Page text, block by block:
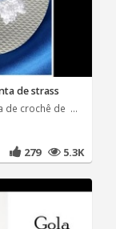
de strass
de crochê de ...
279 5.3K